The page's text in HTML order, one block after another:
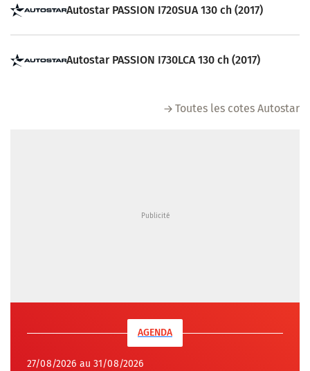
Autostar PASSION I720SUA 130 ch (2017)
Autostar PASSION I730LCA 130 ch (2017)
Toutes les cotes Autostar
AGENDA
27/08/2026 au 31/08/2026